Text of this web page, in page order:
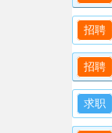
招聘
招聘
求职